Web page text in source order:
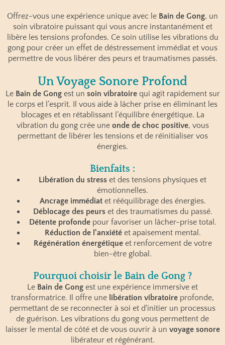
Offrez-vous une expérience unique avec le Bain de Gong, un
soin vibratoire puissant qui vous ancre instantanément et
libère les tensions profondes. Ce soin utilise les vibrations du
gong pour créer un effet de déstressement immédiat et vous
permettre de vous libérer des peurs et traumatismes passés.
Un Voyage Sonore Profond
Le Bain de Gongest un soin vibratoirequi agit rapidement sur
le corps et l’esprit. Il vous aide à lâcher prise en éliminant les
blocages et en rétablissant l’équilibre énergétique. La
vibration du gong crée une onde de choc positive, vous
permettant de libérer les tensions et de réinitialiser vos
énergies.
Bienfaits :
Libération du stress et des tensions physiques et
émotionnelles.
Ancrage immédiatet rééquilibrage des énergies.
Déblocage des peurset des traumatismes du passé.
Détente profondepour favoriser un lâcher-prise total.
Réduction de l'anxiétéet apaisement mental.
Régénération énergétiqueet renforcement de votre
bien-être global.
Pourquoi choisir le Bain de Gong ?
Le Bain de Gong est une expérience immersive et
transformatrice. Il offre une libération vibratoire profonde,
permettant de se reconnecter à soi et d'initier un processus
de guérison. Les vibrations du gong vous permettent de
laisser le mental de côté et de vous ouvrir à un voyage sonore
libérateur et régénérant.